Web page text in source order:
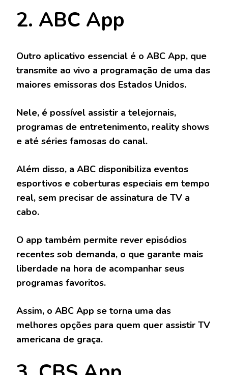
2. ABC App
Outro aplicativo essencial é o ABC App, que
transmite ao vivo a programação de uma das
maiores emissoras dos Estados Unidos.
Nele, é possível assistir a telejornais,
programas de entretenimento, reality shows
e até séries famosas do canal.
Além disso, a ABC disponibiliza eventos
esportivos e coberturas especiais em tempo
real, sem precisar de assinatura de TV a
cabo.
O app também permite rever episódios
recentes sob demanda, o que garante mais
liberdade na hora de acompanhar seus
programas favoritos.
Assim, o ABC App se torna uma das
melhores opções para quem quer assistir TV
americana de graça.